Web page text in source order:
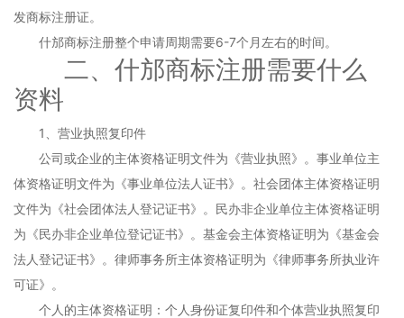
发商标注册证。
什邡商标注册整个申请周期需要6-7个月左右的时间。
二、什邡商标注册需要什么
资料
1、营业执照复印件
公司或企业的主体资格证明文件为《营业执照》。事业单位主
体资格证明文件为《事业单位法人证书》。社会团体主体资格证明
文件为《社会团体法人登记证书》。民办非企业单位主体资格证明
为《民办非企业单位登记证书》。基金会主体资格证明为《基金会
法人登记证书》。律师事务所主体资格证明为《律师事务所执业许
可证》。
个人的主体资格证明：个人身份证复印件和个体营业执照复印